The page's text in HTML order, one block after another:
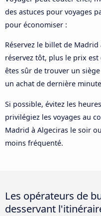
des astuces pour voyages
pour économiser :
Réservez le billet de Madrid
réservez tôt, plus le prix
êtes sûr de trouver un
un achat de dernière
Si possible, évitez les
privilégiez les voyages au
Madrid à Algeciras le soir
moins fréquenté.
Les opérateurs de
desservant